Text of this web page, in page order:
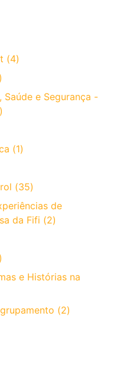
(4)
Saúde e Segurança -
(1)
(35)
de
da Fifi (2)
e Histórias na
(2)